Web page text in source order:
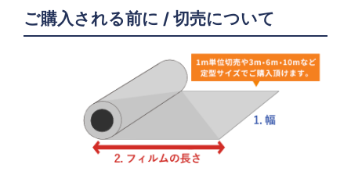
ご購入される前に / 切売について